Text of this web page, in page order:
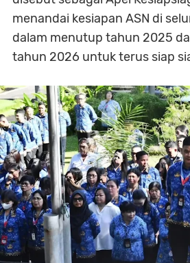
menandai kesiapan ASN di
dalam menutup tahun 2025
tahun 2026 untuk terus siap